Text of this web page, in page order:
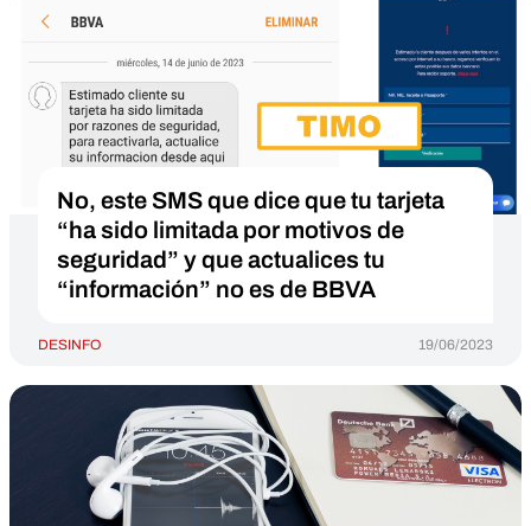
No, este SMS que dice que tu tarjeta
“ha sido limitada por motivos de
seguridad” y que actualices tu
“información” no es de BBVA
DESINFO 19/06/2023